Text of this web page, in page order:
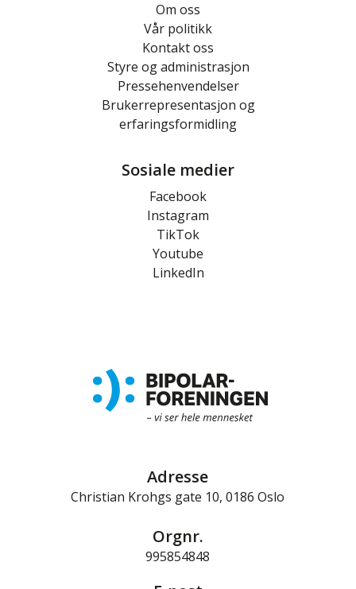
Om oss
Vår politikk
Kontakt oss
Styre og administrasjon
Pressehenvendelser
Brukerrepresentasjon og
erfaringsformidling
Sosiale medier
Facebook
Instagram
TikTok
Youtube
LinkedIn
Adresse
Christian Krohgs gate 10, 0186 Oslo
Orgnr.
995854848